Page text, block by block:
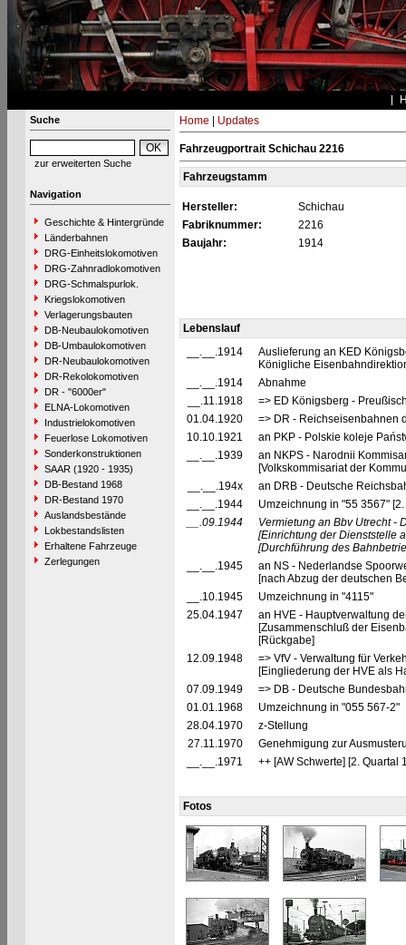
Suche
zur erweiterten Suche
Navigation
Geschichte & Hintergründe
Länderbahnen
DRG-Einheitslokomotiven
DRG-Zahnradlokomotiven
DRG-Schmalspurlok.
Kriegslokomotiven
Verlagerungsbauten
DB-Neubaulokomotiven
DB-Umbaulokomotiven
DR-Neubaulokomotiven
DR-Rekolokomotiven
DR - "6000er"
ELNA-Lokomotiven
Industrielokomotiven
Feuerlose Lokomotiven
Sonderkonstruktionen
SAAR (1920 - 1935)
DB-Bestand 1968
DR-Bestand 1970
Auslandsbestände
Lokbestandslisten
Erhaltene Fahrzeuge
Zerlegungen
Home Updates
Fahrzeugportrait Schichau 2216
Fahrzeugstamm
Hersteller:
Schichau
Fabriknummer:
2216
Baujahr:
1914
Lebenslauf
__.__.1914
Auslieferung an KED
Königliche
__.__.1914
Abnahme
__.11.1918
=> ED Königsberg -
01.04.1920
=> DR - Reichseisenbahnen
10.10.1921
an PKP - Polskie koleje
__.__.1939
an NKPS - Narodnii
[Volkskommisariat der
__.__.194x
an DRB - Deutsche
__.__.1944
Umzeichnung in "55 3567"
__.09.1944
Vermietung an Bbv Utrecht -
[Einrichtung der Dienststelle
[Durchführung des
__.__.1945
an NS - Nederlandse
[nach Abzug der deutschen
__.10.1945
Umzeichnung in "4115"
25.04.1947
an HVE - Hauptverwaltung
[Zusammenschluß der
[Rückgabe]
12.09.1948
=> VfV - Verwaltung für
[Eingliederung der HVE als
07.09.1949
=> DB - Deutsche
01.01.1968
Umzeichnung in "055 567-2"
28.04.1970
z-Stellung
27.11.1970
Genehmigung zur
__.__.1971
++ [AW Schwerte] [2. Quartal
Fotos